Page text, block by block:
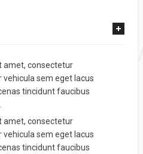
amet, consectetur
vehicula sem eget lacus
tincidunt faucibus
amet, consectetur
vehicula sem eget lacus
tincidunt faucibus